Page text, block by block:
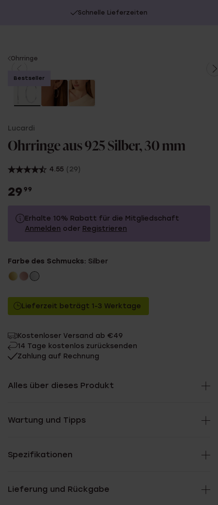
Schnelle Lieferzeiten
You
here:
Ohrringe
Bestseller
Lucardi
Ohrringe aus 925 Silber, 30 mm
4.55 (29)
29 99
Erhalte 10% Rabatt für die Mitgliedschaft
Anmelden oder Registrieren
Ohne Mitgliederrabatt
Farbe des Schmucks: Silber
Lieferzeit beträgt 1-3 Werktage
Kostenloser Versand ab €49
14 Tage kostenlos zurücksenden
Zahlung auf Rechnung
Alles über dieses Produkt
Wartung und Tipps
Spezifikationen
Lieferung und Rückgabe